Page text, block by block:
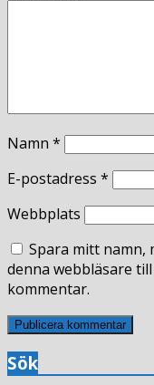
Namn *
E-postadress *
Webbplats
Spara mitt namn,
denna webbläsare
kommentar.
Sök